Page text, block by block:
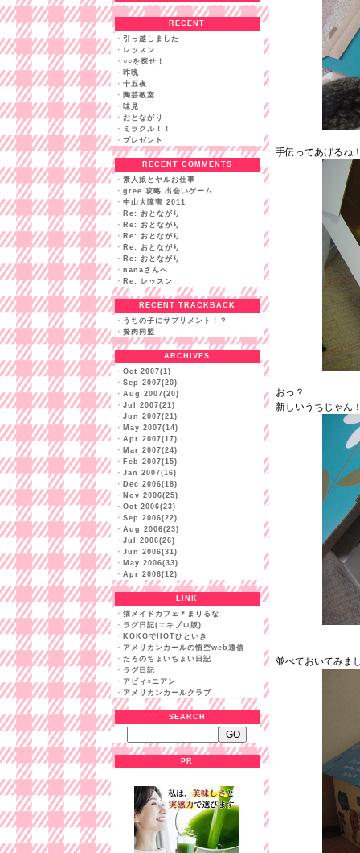
RECENT
・ 引っ越しました
・ レッスン
・ ○○を探せ！
・ 昨晩
・ 十五夜
・ 陶芸教室
・ 味見
・ おとながり
・ ミラクル！！
・ プレゼント
RECENT COMMENTS
・ 素人娘とヤルお仕事
・ gree 攻略 出会いゲーム
・ 中山大障害 2011
・ Re: おとながり
・ Re: おとながり
・ Re: おとながり
・ Re: おとながり
・ Re: おとながり
・ nanaさんへ
・ Re: レッスン
RECENT TRACKBACK
・ うちの子にサプリメント！？
・ 贅肉同盟
ARCHIVES
・ Oct 2007(1)
・ Sep 2007(20)
・ Aug 2007(20)
・ Jul 2007(21)
・ Jun 2007(21)
・ May 2007(14)
・ Apr 2007(17)
・ Mar 2007(24)
・ Feb 2007(15)
・ Jan 2007(16)
・ Dec 2006(18)
・ Nov 2006(25)
・ Oct 2006(23)
・ Sep 2006(22)
・ Aug 2006(23)
・ Jul 2006(26)
・ Jun 2006(31)
・ May 2006(33)
・ Apr 2006(12)
LINK
・ 猫メイドカフェ＊まりるな
・ ラグ日記(エキブロ版)
・ KOKOでHOTひといき
・ アメリカンカールの悟空web通信
・ たろのちょいちょい日記
・ ラグ日記
・ アビィ○ニアン
・ アメリカンカールクラブ
SEARCH
PR
手伝ってあげるね
おっ？
新しいうちじゃん
並べておいてみま